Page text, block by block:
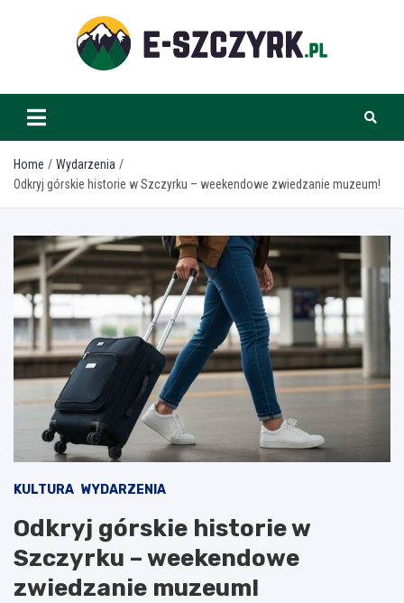
e-szczyrk.pl
Home
Wydarzenia
Odkryj górskie historie w Szczyrku – weekendowe zwiedzanie muzeum!
KULTURA WYDARZENIA
Odkryj górskie historie w
Szczyrku – weekendowe
zwiedzanie muzeum!